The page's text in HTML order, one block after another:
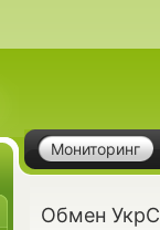
Мониторинг
Обмен